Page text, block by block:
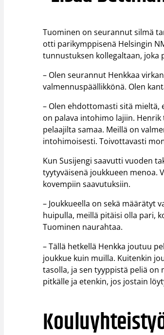
Tuominen on seurannut silmä
otti parikymppisenä Helsingin
tunnustuksen kollegaltaan, joka
– Olen seurannut Henkkaa
valmennuspäällikkönä. Olen
– Olen ehdottomasti sitä mieltä,
on palava intohimo lajiin.
pelaajilta samaa. Meillä on
intohimoisesti. Toivottavasti
Kun Susijengi saavutti vuoden
tyytyväisenä joukkueen menoa.
kovempiin saavutuksiin.
– Joukkueella on sekä määrätyt
huipulla, meillä pitäisi olla pari,
Tuominen naurahtaa.
– Tällä hetkellä Henkka joutuu
joukkue kuin muilla. Kuitenkin
tasolla, ja sen tyyppistä peliä
pitkälle ja etenkin, jos jostain